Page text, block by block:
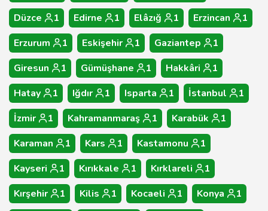
Düzce
1 Edirne 1 Elâzığ 1 Erzincan
1
Erzurum
1 Eskişehir 1 Gaziantep
1
Giresun
1 Gümüşhane 1 Hakkâri
1
Hatay
1 Iğdır 1 Isparta 1 İstanbul
1
İzmir
1 Kahramanmaraş 1 Karabük
1
Karaman
1 Kars 1 Kastamonu
1
Kayseri
1 Kırıkkale 1 Kırklareli
1
Kırşehir
1 Kilis 1 Kocaeli 1 Konya
1